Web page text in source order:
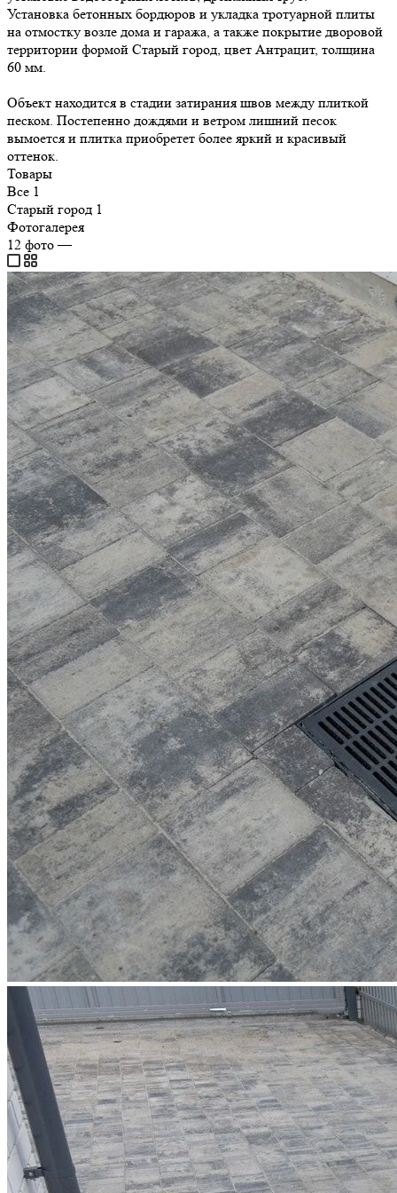
Установка бетонных бордюров и укладка тротуарной плиты
на отмостку возле дома и гаража, а также покрытие дворовой
территории формой Старый город, цвет Антрацит, толщина
60 мм.
Объект находится в стадии затирания швов между плиткой
песком. Постепенно дождями и ветром лишний песок
вымоется и плитка приобретет более яркий и красивый
оттенок.
Товары
Все 1
Старый город 1
Фотогалерея
12 фото—